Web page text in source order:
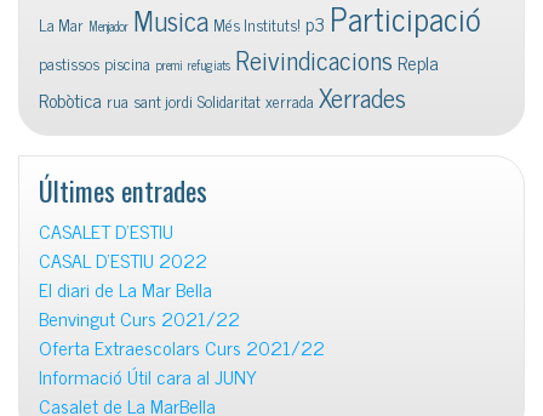
La Mar Menjador Musica Més Instituts! p3 Participació
pastissos piscina premi refugiats Reivindicacions Repla
Robòtica rua sant jordi Solidaritatxerrada Xerrades
Últimes entrades
CASALET D’ESTIU
CASAL D’ESTIU 2022
El diari de La Mar Bella
Benvingut Curs 2021/22
Oferta Extraescolars Curs 2021/22
Informació Útil cara al JUNY
Casalet de La MarBella